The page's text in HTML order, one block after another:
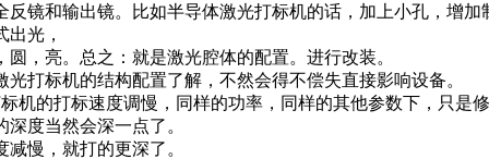
反镜和输出镜。比如半导体激光打标机的话，加上小孔，增加
出光，
圆，亮。总之：就是激光腔体的配置。进行改装。
光打标机的结构配置了解，不然会得不偿失直接影响设备
机的打标速度调慢，同样的功率，同样的其他参数下，只是
深度当然会深一点了。
减慢，就打的更深了。